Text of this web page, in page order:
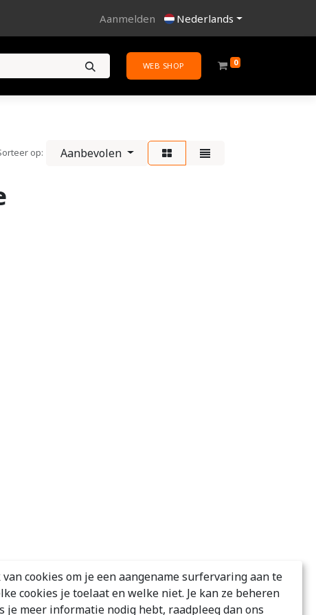
Aanmelden Nederlands
WEB SHOP 0
op: Aanbevolen
cookies om je een aangename surfervaring aan te
cookies je toelaat en welke niet. Je kan ze beheren
je meer informatie nodig hebt, raadpleeg dan ons